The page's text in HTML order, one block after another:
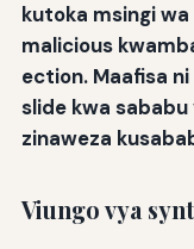
kutoka msingi
malicious
ection. Maafisa
slide kwa
zinaweza
Viungo vya